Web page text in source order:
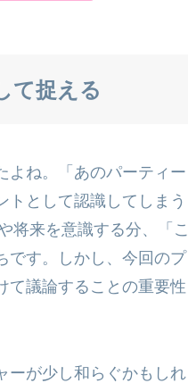
て捉える
よね。「あのパーティー
トとして認識してしまう
将来を意識する分、「こ
です。しかし、今回のプ
て議論することの重要性
ーが少し和らぐかもしれ